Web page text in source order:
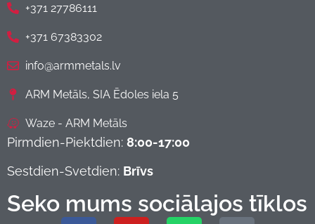
+371 27786111
+371 67383302
info@armmetals.lv
ARM Metāls, SIA Ēdoles iela 5
Waze - ARM Metāls
Pirmdien-Piektdien: 8:00-17:00
Sestdien-Svetdien: Brīvs
Seko mums sociālajos tīklos